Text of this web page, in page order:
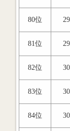
80位
81位
82位
83位
84位